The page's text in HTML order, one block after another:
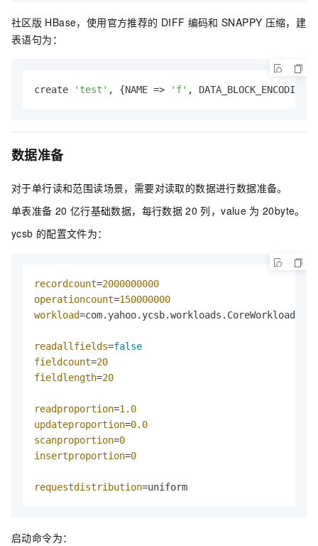
社区版 HBase，使用官方推荐的 DIFF 编码和 SNAPPY 压缩，建
表语句为：
create 'test' , {NAME => 'f' , DATA_BLOCK_ENCODING
数据准备
对于单行读和范围读场景，需要对读取的数据进行数据准备。
单表准备 20 亿行基础数据，每行数据 20 列，value 为 20byte。
ycsb 的配置文件为：
recordcount=2000000000
operationcount=150000000
workload=com.yahoo.ycsb.workloads.CoreWorkload
readallfields=false
fieldcount=20
fieldlength=20
readproportion=1.0
updateproportion=0.0
scanproportion=0
insertproportion=0
requestdistribution=uniform
启动命令为：